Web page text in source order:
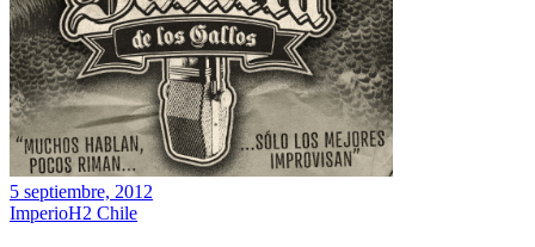
5 septiembre, 2012
ImperioH2 Chile